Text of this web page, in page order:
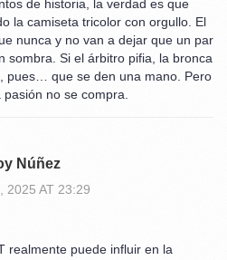
de historia, la verdad es que
la camiseta tricolor con orgullo. El
nunca y no van a dejar que un par
sombra. Si el árbitro pifia, la bronca
pues… que se den una mano. Pero
no se compra.
Núñez
2025 AT 23:29
realmente puede influir en la